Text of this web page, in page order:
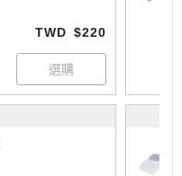
TWD $220